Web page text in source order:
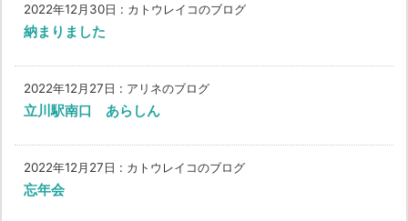
2022年12月30日 : カトウレイコのブログ
納まりました
2022年12月27日 : アリネのブログ
立川駅南口 あらしん
2022年12月27日 : カトウレイコのブログ
忘年会